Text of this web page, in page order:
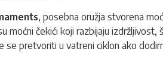
, posebna oružja stvorena
moćni čekići koji razbijaju
pretvoriti u vatreni ciklon ako